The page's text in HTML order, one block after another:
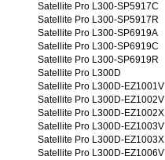
Satellite Pro L300-SP5917C
Satellite Pro L300-SP5917R
Satellite Pro L300-SP6919A
Satellite Pro L300-SP6919C
Satellite Pro L300-SP6919R
Satellite Pro L300D
Satellite Pro L300D-EZ1001V
Satellite Pro L300D-EZ1002V
Satellite Pro L300D-EZ1002X
Satellite Pro L300D-EZ1003V
Satellite Pro L300D-EZ1003X
Satellite Pro L300D-EZ1006V